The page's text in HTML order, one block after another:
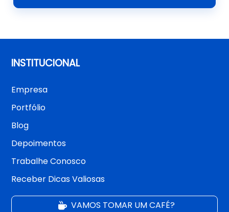
INSTITUCIONAL
Empresa
Portfólio
Blog
Depoimentos
Trabalhe Conosco
Receber Dicas Valiosas
VAMOS TOMAR UM CAFÉ?